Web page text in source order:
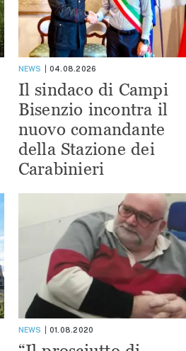
NEWS 04.08.2026
Il sindaco di Campi
Bisenzio incontra il
nuovo comandante
della Stazione dei
Carabinieri
NEWS 01.08.2020